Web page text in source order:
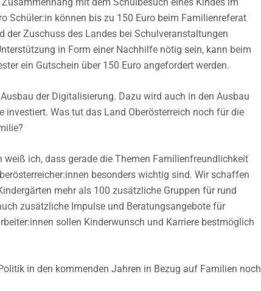
Schüler:in können bis zu 150 Euro beim Familienreferat
der Zuschuss des Landes bei Schulveranstaltungen
in Form einer Nachhilfe nötig sein, kann beim
ein Gutschein über 150 Euro angefordert werden.
der Digitalisierung. Dazu wird auch in den Ausbau
investiert. Was tut das Land Oberösterreich noch für die
weiß ich, dass gerade die Themen Familienfreundlichkeit
besonders wichtig sind. Wir schaffen
mehr als 100 zusätzliche Gruppen für rund
zusätzliche Impulse und Beratungsangebote für
sollen Kinderwunsch und Karriere bestmöglich
in den kommenden Jahren in Bezug auf Familien noch